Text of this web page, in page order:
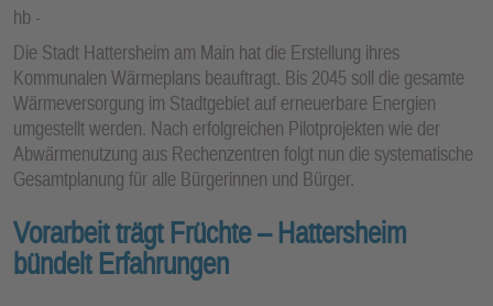
hb
Die Stadt Hattersheim am Main hat die Erstellung ihres
Kommunalen Wärmeplans beauftragt. Bis 2045 soll die gesamte
Wärmeversorgung im Stadtgebiet auf erneuerbare Energien
umgestellt werden. Nach erfolgreichen Pilotprojekten wie der
Abwärmenutzung aus Rechenzentren folgt nun die systematische
Gesamtplanung für alle Bürgerinnen und Bürger.
Vorarbeit trägt Früchte – Hattersheim
bündelt Erfahrungen